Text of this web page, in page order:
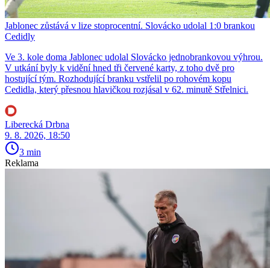
Jablonec zůstává v lize stoprocentní. Slovácko udolal 1:0 brankou
Cedidly
Ve 3. kole doma Jablonec udolal Slovácko jednobrankovou výhrou.
V utkání byly k vidění hned tři červené karty, z toho dvě pro
hostující tým. Rozhodující branku vstřelil po rohovém kopu
Cedidla, který přesnou hlavičkou rozjásal v 62. minutě Střelnici.
Liberecká Drbna
9. 8. 2026, 18:50
3 min
Reklama